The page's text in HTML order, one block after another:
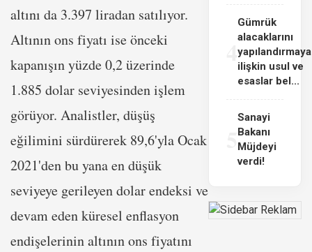
altını da 3.397 liradan satılıyor.
Altının ons fiyatı ise önceki
kapanışın yüzde 0,2 üzerinde
1.885 dolar seviyesinden işlem
görüyor. Analistler, düşüş
eğilimini sürdürerek 89,6'yla Ocak
2021'den bu yana en düşük
seviyeye gerileyen dolar endeksi ve
devam eden küresel enflasyon
endişelerinin altının ons fiyatını
4
Gümrük
alacaklarını
yapılandırmaya
ilişkin usul ve
esaslar bel...
Sanayi
Bakanı
Müjdeyi
verdi!